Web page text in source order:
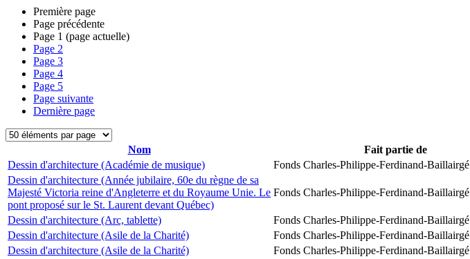
Première page
Page précédente
Page 1 (page actuelle)
Page 2
Page 3
Page 4
Page 5
Page suivante
Dernière page
Nom Fait partie de
Dessin d'architecture (Académie de musique)
Fonds Charles-Philippe-Ferdinand-Baillairgé
Dessin d'architecture (Année jubilaire, 60e du règne de sa
Majesté Victoria reine d'Angleterre et du Royaume Unie. Le
pont proposé sur le St. Laurent devant Québec)
Fonds Charles-Philippe-Ferdinand-Baillairgé
Dessin d'architecture (Arc, tablette) Fonds Charles-Philippe-Ferdinand-Baillairgé
Dessin d'architecture (Asile de la Charité)
Fonds Charles-Philippe-Ferdinand-Baillairgé
Dessin d'architecture (Asile de la Charité)
Fonds Charles-Philippe-Ferdinand-Baillairgé